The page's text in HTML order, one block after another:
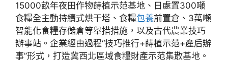
15000畝年夜田作物蒔植示范基地、日處置300噸
食糧全主動持續式烘干塔、食糧包養前置倉、3萬噸
智能化食糧存儲倉等舉措措施，以及古代農業技巧
辦事站。企業經由過程“技巧推行+蒔植示范+產后辦
事”形式，打造冀西北區域食糧財產示范集散基地。